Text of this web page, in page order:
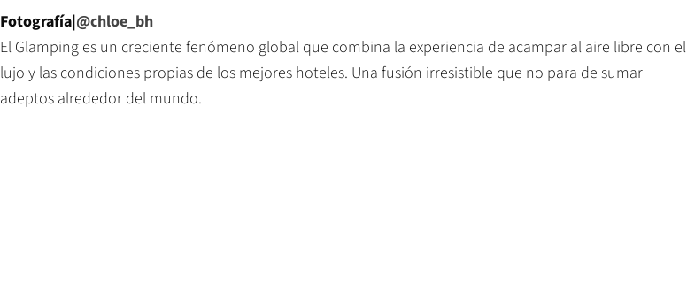
Fotografía|@chloe_bh
El Glamping es un creciente fenómeno global que combina la experiencia de acampar al aire libre con el
lujo y las condiciones propias de los mejores hoteles. Una fusión irresistible que no para de sumar
adeptos alrededor del mundo.